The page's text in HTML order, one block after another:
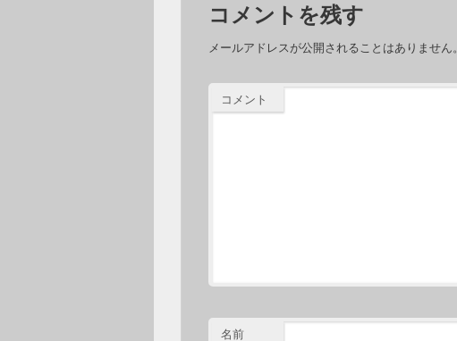
コメントを残す
メールアドレスが公開されることはありません。
コメント
名前